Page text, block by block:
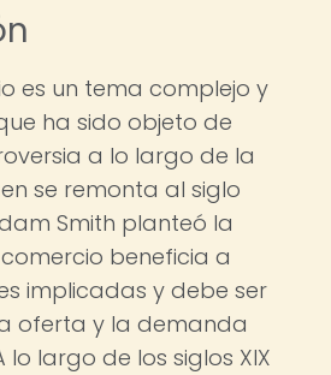
es un tema complejo y
ha sido objeto de
a lo largo de la
se remonta al siglo
Smith planteó la
beneficia a
implicadas y debe ser
oferta y la demanda
largo de los siglos XIX